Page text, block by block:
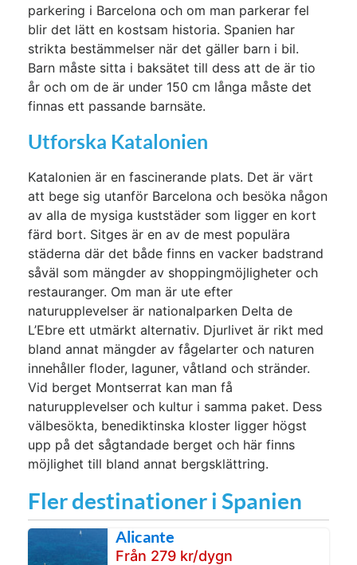
parkering i Barcelona och om man parkerar fel
blir det lätt en kostsam historia. Spanien har
strikta bestämmelser när det gäller barn i bil.
Barn måste sitta i baksätet till dess att de är tio
år och om de är under 150 cm långa måste det
finnas ett passande barnsäte.
Utforska Katalonien
Katalonien är en fascinerande plats. Det är värt
att bege sig utanför Barcelona och besöka någon
av alla de mysiga kuststäder som ligger en kort
färd bort. Sitges är en av de mest populära
städerna där det både finns en vacker badstrand
såväl som mängder av shoppingmöjligheter och
restauranger. Om man är ute efter
naturupplevelser är nationalparken Delta de
L’Ebre ett utmärkt alternativ. Djurlivet är rikt med
bland annat mängder av fågelarter och naturen
innehåller floder, laguner, våtland och stränder.
Vid berget Montserrat kan man få
naturupplevelser och kultur i samma paket. Dess
välbesökta, benediktinska kloster ligger högst
upp på det sågtandade berget och här finns
möjlighet till bland annat bergsklättring.
Fler destinationer i Spanien
Alicante
Från 279 kr/dygn